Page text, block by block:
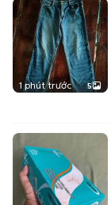
1 phút trước 5